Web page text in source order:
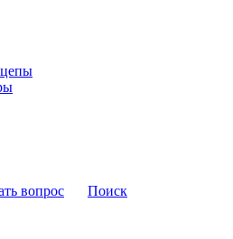
вопрос Поиск